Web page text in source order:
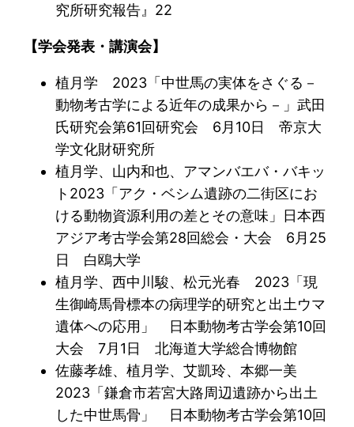
究所研究報告』22
【学会発表・講演会】
植月学 2023「中世馬の実体をさぐる－
動物考古学による近年の成果から－」武田
氏研究会第61回研究会 6月10日 帝京大
学文化財研究所
植月学、山内和也、アマンバエバ・バキッ
ト2023「アク・ベシム遺跡の二街区にお
ける動物資源利用の差とその意味」日本西
アジア考古学会第28回総会・大会 6月25
日 白鴎大学
植月学、西中川駿、松元光春 2023「現
生御崎馬骨標本の病理学的研究と出土ウマ
遺体への応用」 日本動物考古学会第10回
大会 7月1日 北海道大学総合博物館
佐藤孝雄、植月学、艾凱玲、本郷一美
2023「鎌倉市若宮大路周辺遺跡から出土
した中世馬骨」 日本動物考古学会第10回